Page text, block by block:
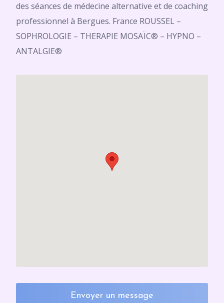
des séances de médecine alternative et de coaching
professionnel à Bergues. France ROUSSEL –
SOPHROLOGIE – THERAPIE MOSAÏC® – HYPNO –
ANTALGIE®
Envoyer un message